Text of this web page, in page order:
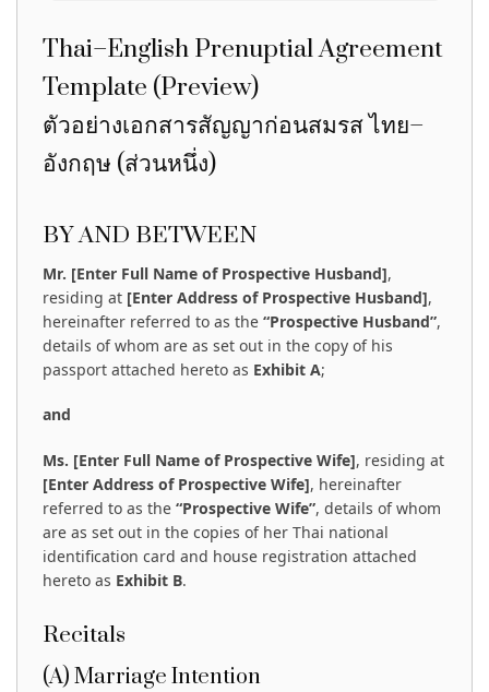
and international couples across Thailand.
Available as instant downloads.
DOWNLOAD THIS CONTRACT
WHAT’S INCLUDED
Thai–English Prenuptial Agreement
Template (Preview)
ตัวอย่างเอกสารสัญญาก่อนสมรส ไทย–
อังกฤษ (ส่วนหนึ่ง)
BY AND BETWEEN
Mr. [Enter Full Name of Prospective Husband],
residing at [Enter Address of Prospective Husband],
hereinafter referred to as the “Prospective Husband”,
details of whom are as set out in the copy of his
passport attached hereto as Exhibit A;
and
Ms. [Enter Full Name of Prospective Wife], residing at
[Enter Address of Prospective Wife], hereinafter
referred to as the “Prospective Wife”, details of whom
are as set out in the copies of her Thai national
identification card and house registration attached
hereto as Exhibit B.
Recitals
(A) Marriage Intention